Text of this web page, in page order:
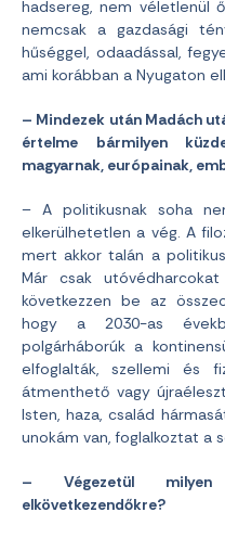
hadsereg, nem véletlenül
nemcsak a gazdasági
hűséggel, odaadással,
ami korábban a Nyugaton
– Mindezek után Madách
értelme bármilyen
magyarnak, európainak,
– A politikusnak soha
elkerülhetetlen a vég. A
mert akkor talán a
Már csak
következzen be az
hogy a 2030-as
polgárháborúk a
elfoglalták, szellemi és
átmenthető vagy
Isten, haza, család
unokám van, foglalkoztat a
– Végezetül
elkövetkezendőkre?